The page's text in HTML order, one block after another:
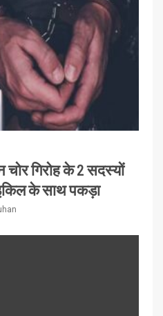
गिरोह के 2 सदस्यों
के साथ पकड़ा